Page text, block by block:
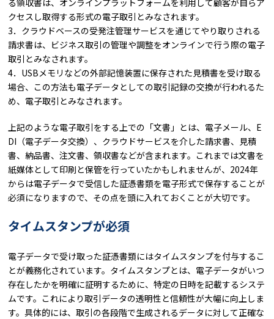
クセスし取得する形式の電子取引とみなされます。
3．クラウドベースの受発注管理サービスを通じてやり取りされる
請求書は、ビジネス取引の管理や調整をオンラインで行う際の電子
取引とみなされます。
4．USBメモリなどの外部記憶装置に保存された見積書を受け取る
場合、この方法も電子データとしての取引記録の交換が行われるた
め、電子取引とみなされます。
上記のような電子取引をする上での「文書」とは、電子メール、E
DI（電子データ交換）、クラウドサービスを介した請求書、見積
書、納品書、注文書、領収書などが含まれます。これまでは文書を
紙媒体として印刷と保管を行っていたかもしれませんが、2024年
からは電子データで受信した証憑書類を電子形式で保存することが
必須になりますので、その点を頭に入れておくことが大切です。
タイムスタンプが必須
電子データで受け取った証憑書類にはタイムスタンプを付与するこ
とが義務化されています。タイムスタンプとは、電子データがいつ
存在したかを明確に証明するために、特定の日時を記載するシステ
ムです。これにより取引データの透明性と信頼性が大幅に向上しま
す。具体的には、取引の各段階で生成されるデータに対して正確な